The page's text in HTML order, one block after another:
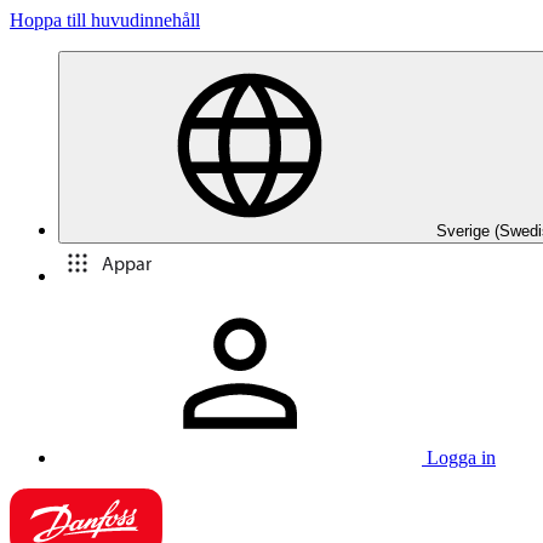
Hoppa till huvudinnehåll
Sverige
Appar
Logga in